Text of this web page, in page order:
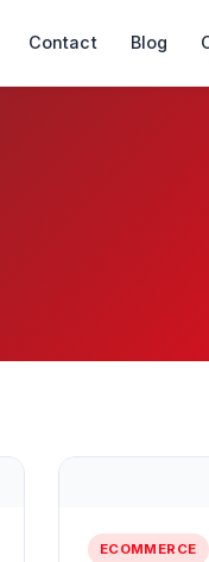
Contact Blog
ECOMMERCE